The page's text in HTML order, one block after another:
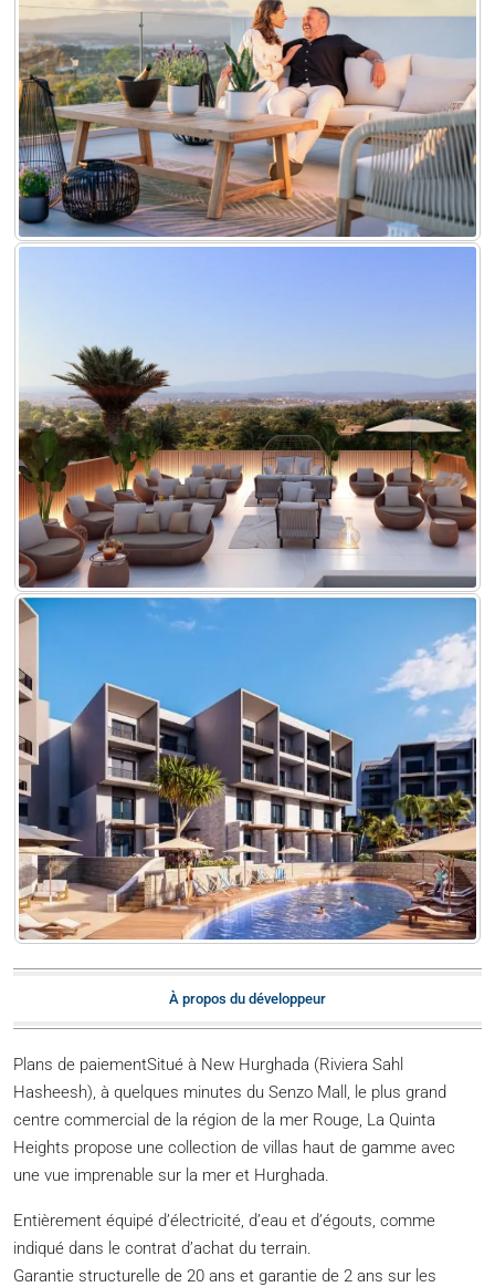
À propos du développeur
Plans de paiementSitué à New Hurghada (Riviera Sahl
Hasheesh), à quelques minutes du Senzo Mall, le plus grand
centre commercial de la région de la mer Rouge, La Quinta
Heights propose une collection de villas haut de gamme avec
une vue imprenable sur la mer et Hurghada.
Entièrement équipé d’électricité, d’eau et d’égouts, comme
indiqué dans le contrat d’achat du terrain.
Garantie structurelle de 20 ans et garantie de 2 ans sur les